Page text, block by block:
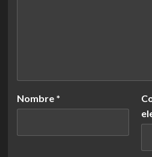
Nombre *